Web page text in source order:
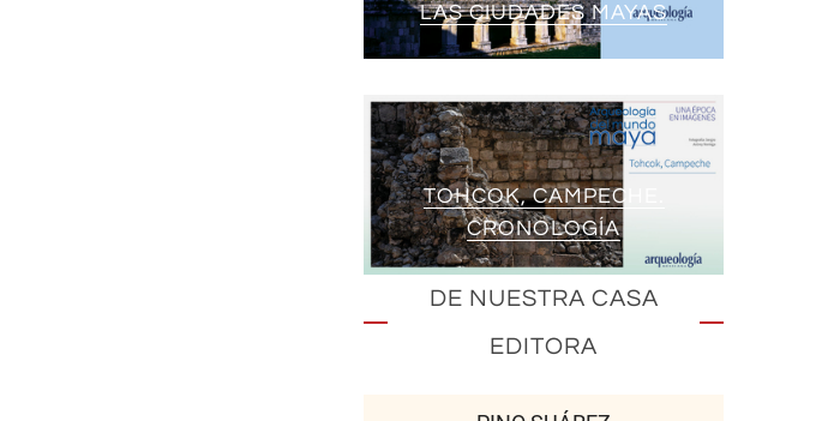
LAS CIUDADES MAYAS
TOHCOK, CAMPECHE.
CRONOLOGÍA
DE NUESTRA CASA
EDITORA